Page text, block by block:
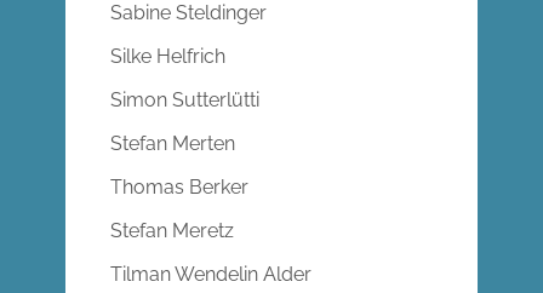
Sabine Steldinger
Silke Helfrich
Simon Sutterlütti
Stefan Merten
Thomas Berker
Stefan Meretz
Tilman Wendelin Alder